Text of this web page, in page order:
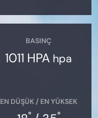
BASINÇ
1011 HPA hpa
EN DÜŞÜK / EN YÜKSEK
° °